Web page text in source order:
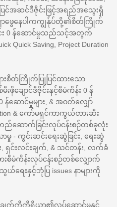
ြင်အဆင်ဒီဇိုင်းဖြင့်အရည်အသွေးရှိ
ကိုရှာဖွေနေပါကကျွန်ုပ်တို့၏စိတ်ကြိုက်
င်း 0 န်ဆောင်မှုသည်သင့်အတွက်
Quick Saving, Project Duration
ားစိတ်ကြိုက်ပြုပြင်ထားသော
းဖိုချောင်ဒီဇိုင်းနှင့်စီမံကိန်း 0 န်
န်ဆောင်မှုများ, & အဝတ်လျှော်
& ကော်မရှင်ကာကွယ်တားဆီး
တည်ဆောက်ခြင်းလုပ်ငန်းစဉ်တစ်ခုလုံး
မှု - ကွင်းဆင်းရေးဆွဲခြင်း, ရေးဆွဲ
း, ရှင်းလင်းချက်, & သင်တန်း, လက်ခံ
စီမံကိန်းလုပ်ငန်းစဉ်တစ်လျှောက်
းနှင့်ဘုံပြ issues နာများကို
က်ကိုကိရိယာ၏လုပ်ဆောင်မှုနှင့်